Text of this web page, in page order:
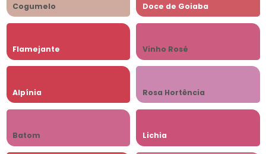
Cogumelo Doce de Goiaba
Flamejante Vinho Rosé
Alpínia Rosa Hortência
Batom Lichia